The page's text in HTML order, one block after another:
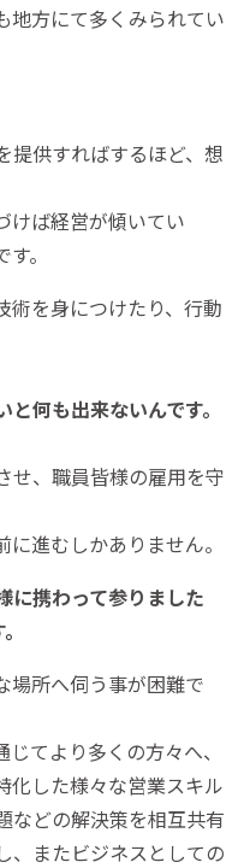
地方にて多くみられてい
提供すればするほど、想
けば経営が傾いてい
。
術を身につけたり、行動
何も出来ないんです。
せ、職員皆様の雇用を守
進むしかありません。
に携わって参りました
場所へ伺う事が困難で
てより多くの方々へ、
化した様々な営業スキル
などの解決策を相互共有
、またビジネスとしての